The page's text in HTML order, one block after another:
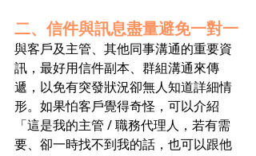
二、信件與訊息盡量避免一對一
與客戶及主管、其他同事溝通的重要資
訊，最好用信件副本、群組溝通來傳
遞，以免有突發狀況卻無人知道詳細情
形。如果怕客戶覺得奇怪，可以介紹
「這是我的主管 / 職務代理人，若有需
要、卻一時找不到我的話，也可以跟他